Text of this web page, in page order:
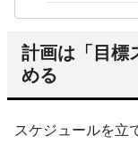
計画は「目標
める
スケジュールを立